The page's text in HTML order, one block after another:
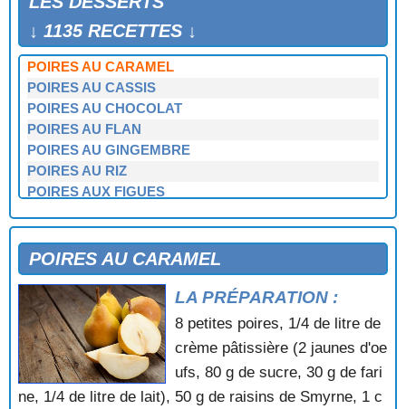
↓ 1135 RECETTES ↓
PITHIVIERS
POIRES A LA BORDELAISE
POIRES ANGEVINE
POIRES AU CARAMEL
POIRES AU CASSIS
POIRES AU CHOCOLAT
POIRES AU FLAN
POIRES AU GINGEMBRE
POIRES AU RIZ
POIRES AUX FIGUES
POIRES BRESILIENNES
POIRES CARAMELISEES A LA CREME
POIRES EN DOME
POIRES EN HABIT
POIRES EN HERISSON
POIRES FLAMBANTES
POIRES POCHEES A LA GELEE DE GROSEILLES
POMMES A LA CANNELLE
POIRES AU CARAMEL
LA PRÉPARATION :
8 petites poires, 1/4 de litre de
crème pâtissière (2 jaunes d'oe
ufs, 80 g de sucre, 30 g de fari
ne, 1/4 de litre de lait), 50 g de raisins de Smyrne, 1 c